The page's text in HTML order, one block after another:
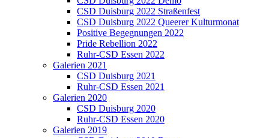
CSD Duisburg 2022 Straßenfest
CSD Duisburg 2022 Queerer Kulturmonat
Positive Begegnungen 2022
Pride Rebellion 2022
Ruhr-CSD Essen 2022
Galerien 2021
CSD Duisburg 2021
Ruhr-CSD Essen 2021
Galerien 2020
CSD Duisburg 2020
Ruhr-CSD Essen 2020
Galerien 2019